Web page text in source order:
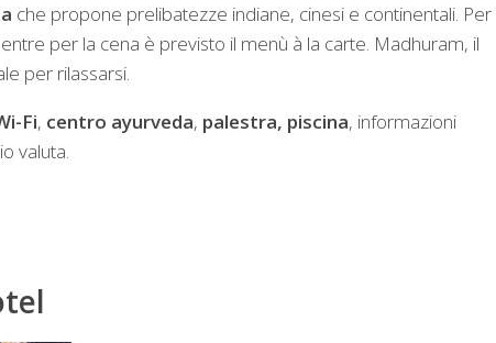
che propone prelibatezze indiane, cinesi e continentali. Per
per la cena è previsto il menù à la carte. Madhuram, il
per rilassarsi.
Fi, centro ayurveda, palestra, piscina, informazioni
valuta.